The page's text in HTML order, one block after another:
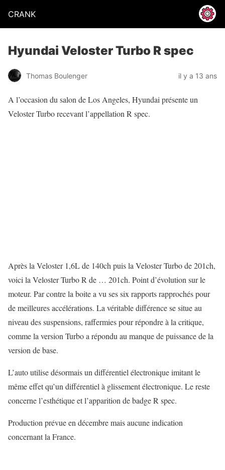
CRANK
Hyundai Veloster Turbo R spec
Thomas Boulenger il y a 13 ans
A l’occasion du salon de Los Angeles, Hyundai présente un
Veloster Turbo recevant l’appellation R spec.
Après la Veloster 1,6L de 140ch puis la Veloster Turbo de 201ch,
voici la Veloster Turbo R de … 201ch. Point d’évolution sur le
moteur. Par contre la boite a vu ses six rapports rapprochés pour
de meilleures accélérations. La véritable différence se situe au
niveau des suspensions, raffermies pour répondre à la critique,
comme la version Turbo a répondu au manque de puissance de la
version de base.
L’auto utilise désormais un différentiel électronique imitant le
même effet qu’un différentiel à glissement électronique. Le reste
concerne l’esthétique et l’apparition de badge R spec.
Production prévue en décembre mais aucune indication
concernant la France.